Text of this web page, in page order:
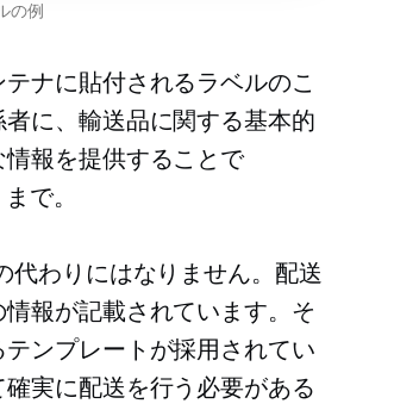
の例
ナに貼付されるラベルのこ
に、輸送品に関する基本的
報を提供することで
で。
代わりにはなりません。配送
報が記載されています。そ
ンプレートが採用されてい
実に配送を行う必要がある